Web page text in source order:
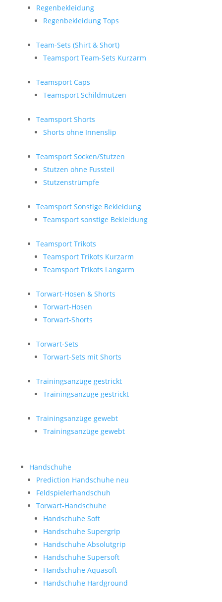
Regenbekleidung
Regenbekleidung Tops
Team-Sets (Shirt & Short)
Teamsport Team-Sets Kurzarm
Teamsport Caps
Teamsport Schildmützen
Teamsport Shorts
Shorts ohne Innenslip
Teamsport Socken/Stutzen
Stutzen ohne Fussteil
Stutzenstrümpfe
Teamsport Sonstige Bekleidung
Teamsport sonstige Bekleidung
Teamsport Trikots
Teamsport Trikots Kurzarm
Teamsport Trikots Langarm
Torwart-Hosen & Shorts
Torwart-Hosen
Torwart-Shorts
Torwart-Sets
Torwart-Sets mit Shorts
Trainingsanzüge gestrickt
Trainingsanzüge gestrickt
Trainingsanzüge gewebt
Trainingsanzüge gewebt
Handschuhe
Prediction Handschuhe neu
Feldspielerhandschuh
Torwart-Handschuhe
Handschuhe Soft
Handschuhe Supergrip
Handschuhe Absolutgrip
Handschuhe Supersoft
Handschuhe Aquasoft
Handschuhe Hardground